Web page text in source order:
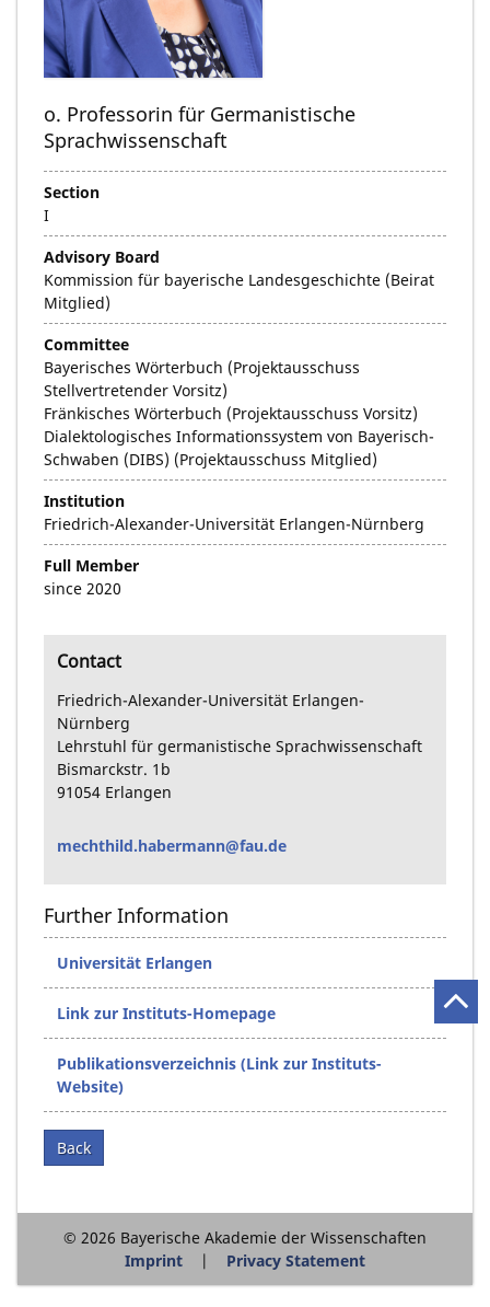
o. Professorin für Germanistische
Sprachwissenschaft
Section
I
Advisory Board
Kommission für bayerische Landesgeschichte (Beirat
Mitglied)
Committee
Bayerisches Wörterbuch (Projektausschuss
Stellvertretender Vorsitz)
Fränkisches Wörterbuch (Projektausschuss Vorsitz)
Dialektologisches Informationssystem von Bayerisch-
Schwaben (DIBS) (Projektausschuss Mitglied)
Institution
Friedrich-Alexander-Universität Erlangen-Nürnberg
Full Member
since 2020
Contact
Friedrich-Alexander-Universität Erlangen-
Nürnberg
Lehrstuhl für germanistische Sprachwissenschaft
Bismarckstr. 1b
91054 Erlangen
mechthild.habermann@fau.de
Further Information
Universität Erlangen
Link zur Instituts-Homepage
Publikationsverzeichnis (Link zur Instituts-
Website)
Back
© 2026 Bayerische Akademie der Wissenschaften
Imprint
Privacy Statement